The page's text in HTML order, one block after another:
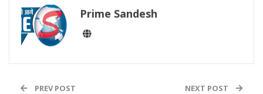
Prime Sandesh
PREV POST NEXT POST